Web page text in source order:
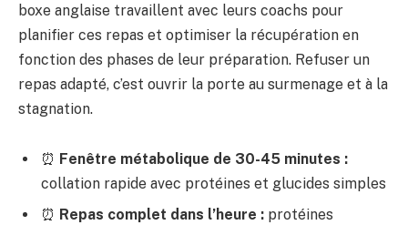
boxe anglaise travaillent avec leurs coachs pour
planifier ces repas et optimiser la récupération en
fonction des phases de leur préparation. Refuser un
repas adapté, c’est ouvrir la porte au surmenage et à la
stagnation.
⏰ Fenêtre métabolique de 30-45 minutes :
collation rapide avec protéines et glucides simples
⏰ Repas complet dans l’heure : protéines